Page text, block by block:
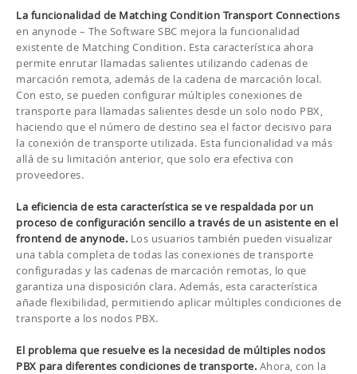
La funcionalidad de Matching Condition Transport Connections
en anynode – The Software SBC mejora la funcionalidad
existente de Matching Condition. Esta característica ahora
permite enrutar llamadas salientes utilizando cadenas de
marcación remota, además de la cadena de marcación local.
Con esto, se pueden configurar múltiples conexiones de
transporte para llamadas salientes desde un solo nodo PBX,
haciendo que el número de destino sea el factor decisivo para
la conexión de transporte utilizada. Esta funcionalidad va más
allá de su limitación anterior, que solo era efectiva con
proveedores.
La eficiencia de esta característica se ve respaldada por un
proceso de configuración sencillo a través de un asistente en el
frontend de anynode. Los usuarios también pueden visualizar
una tabla completa de todas las conexiones de transporte
configuradas y las cadenas de marcación remotas, lo que
garantiza una disposición clara. Además, esta característica
añade flexibilidad, permitiendo aplicar múltiples condiciones de
transporte a los nodos PBX.
El problema que resuelve es la necesidad de múltiples nodos
PBX para diferentes condiciones de transporte. Ahora, con la